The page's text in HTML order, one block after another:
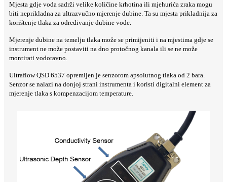
Mjesta gdje voda sadrži velike količine krhotina ili mjehurića zraka mogu
biti neprikladna za ultrazvučno mjerenje dubine. Ta su mjesta prikladnija za
korištenje tlaka za određivanje dubine vode.
Mjerenje dubine na temelju tlaka može se primijeniti i na mjestima gdje se
instrument ne može postaviti na dno protočnog kanala ili se ne može
montirati vodoravno.
Ultraflow QSD 6537 opremljen je senzorom apsolutnog tlaka od 2 bara.
Senzor se nalazi na donjoj strani instrumenta i koristi digitalni element za
mjerenje tlaka s kompenzacijom temperature.